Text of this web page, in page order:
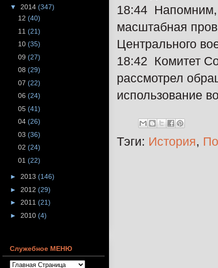
18:44 Напомним,
масштабная
Центрального
18:42 Комитет
рассмотрел
использование
Тэги: История,
▼ 2014 (347)
12 (40)
11 (21)
10 (35)
09 (27)
08 (29)
07 (22)
06 (24)
05 (41)
04 (26)
03 (36)
02 (24)
01 (22)
► 2013 (146)
► 2012 (29)
► 2011 (21)
► 2010 (4)
Служебное МЕНЮ